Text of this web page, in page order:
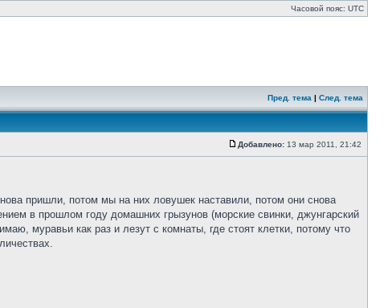
Часовой пояс: UTC
Пред. тема | След. тема
Добавлено: 13 мар 2011, 21:42
пришли, потом мы на них ловушек наставили, потом они снова
в прошлом году домашних грызунов (морские свинки, джунгарский
муравьи как раз и лезут с комнаты, где стоят клетки, потому что